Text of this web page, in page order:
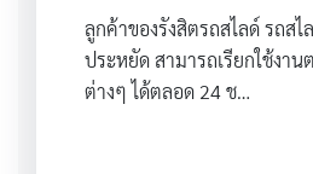
ลูกค้าของรังสิตรถสไลด์ รถสไ
ประหยัด สามารถเรียกใช้งาน
ต่างๆ ได้ตลอด 24 ช…